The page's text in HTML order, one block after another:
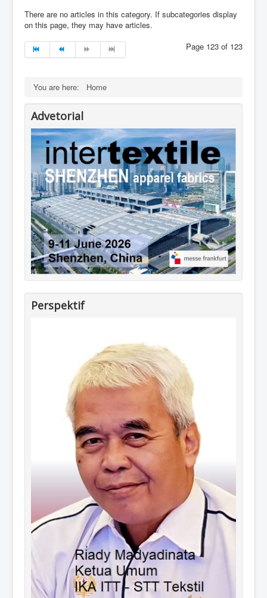
There are no articles in this category. If subcategories display
on this page, they may have articles.
Page 123 of 123
You are here: Home
Advetorial
Perspektif